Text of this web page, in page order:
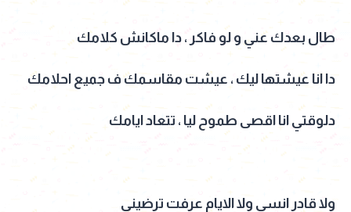
طال بعدك عني و لو فاكر ، دا ماكانش كلامك
دا انا عيشتها ليك ، عيشت مقاسمك ف جميع احلامك
دلوقتي انا اقصى طموح ليا ، تتعاد ايامك
ولا قادر انسى ولا الايام عرفت ترضيني